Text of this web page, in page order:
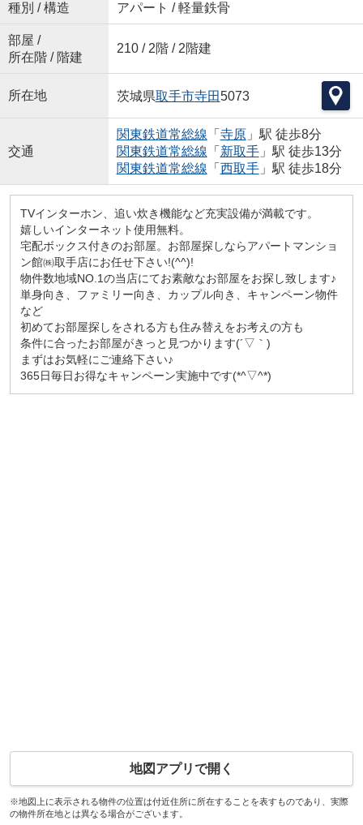
種別 / 構造 アパート / 軽量鉄骨
部屋 /
所在階 / 階建
210 / 2階 / 2階建
所在地 茨城県取手市寺田5073
交通
関東鉄道常総線 「 寺原」駅 徒歩8分
関東鉄道常総線 「 新取手」駅 徒歩13分
関東鉄道常総線 「 西取手」駅 徒歩18分
TVインターホン、追い炊き機能など充実設備が満載です。
嬉しいインターネット使用無料。
宅配ボックス付きのお部屋。お部屋探しならアパートマンショ
ン館㈱取手店にお任せ下さい!(^^)!
物件数地域NO.1の当店にてお素敵なお部屋をお探し致します♪
単身向き、ファミリー向き、カップル向き、キャンペーン物件
など
初めてお部屋探しをされる方も住み替えをお考えの方も
条件に合ったお部屋がきっと見つかります(´▽｀)
まずはお気軽にご連絡下さい♪
365日毎日お得なキャンペーン実施中です(*^▽^*)
地図アプリで開く
※地図上に表示される物件の位置は付近住所に所在することを表すものであり、実際
の物件所在地とは異なる場合がございます。